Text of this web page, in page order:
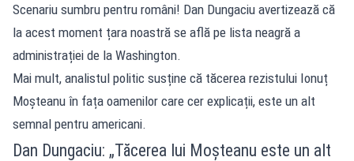
Scenariu sumbru pentru români! Dan Dungaciu avertizează că
la acest moment țara noastră se află pe lista neagră a
administrației de la Washington.
Mai mult, analistul politic susține că tăcerea rezistului Ionuț
Moșteanu în fața oamenilor care cer explicații, este un alt
semnal pentru americani.
Dan Dungaciu: „Tăcerea lui Moșteanu este un alt